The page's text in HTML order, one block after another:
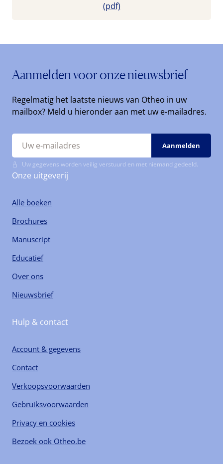
(pdf)
Aanmelden voor onze nieuwsbrief
Regelmatig het laatste nieuws van Otheo in uw
mailbox? Meld u hieronder aan met uw e-mailadres.
Uw gegevens worden veilig verstuurd en met niemand gedeeld.
Onze uitgeverij
Alle boeken
Brochures
Manuscript
Educatief
Over ons
Nieuwsbrief
Hulp & contact
Account & gegevens
Contact
Verkoopsvoorwaarden
Gebruiksvoorwaarden
Privacy en cookies
Bezoek ook Otheo.be